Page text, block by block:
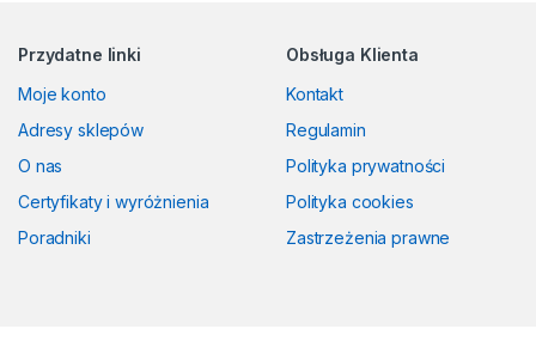
Przydatne linki
Moje konto
Adresy sklepów
O nas
Certyfikaty i wyróżnienia
Poradniki
Obsługa Klienta
Kontakt
Regulamin
Polityka prywatności
Polityka cookies
Zastrzeżenia prawne